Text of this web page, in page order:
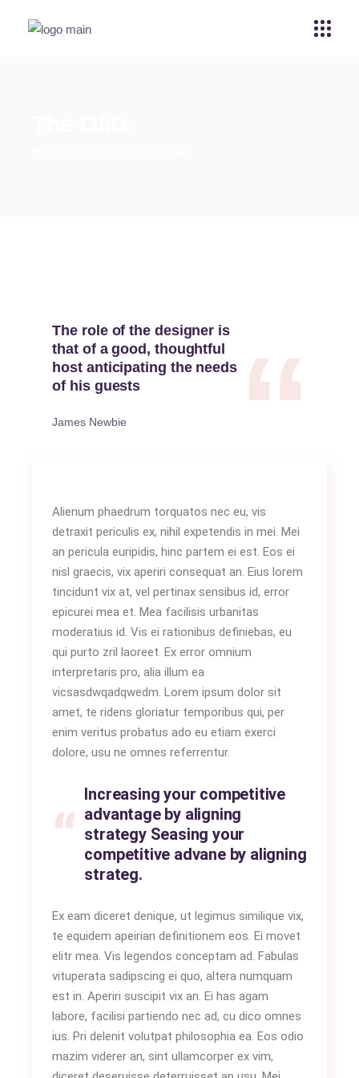
The role of the designer is
that of a good, thoughtful
host anticipating the needs
of his guests
James Newbie
Alienum phaedrum torquatos nec eu, vis
detraxit periculis ex, nihil expetendis in mei. Mei
an pericula euripidis, hinc partem ei est. Eos ei
nisl graecis, vix aperiri consequat an. Eius lorem
tincidunt vix at, vel pertinax sensibus id, error
epicurei mea et. Mea facilisis urbanitas
moderatius id. Vis ei rationibus definiebas, eu
qui purto zril laoreet. Ex error omnium
interpretaris pro, alia illum ea
vicsasdwqadqwedm. Lorem ipsum dolor sit
amet, te ridens gloriatur temporibus qui, per
enim veritus probatus ado eu etiam exerci
dolore, usu ne omnes referrentur.
Increasing your competitive
advantage by aligning
strategy Seasing your
competitive advane by aligning
strateg.
Ex eam diceret denique, ut legimus similique vix,
te equidem apeirian definitionem eos. Ei movet
elitr mea. Vis legendos conceptam ad. Fabulas
vituperata sadipscing ei quo, altera numquam
est in. Aperiri suscipit vix an. Ei has agam
labore, facilisi partiendo nec ad, cu dico omnes
ius. Pri delenit volutpat philosophia ea. Eos odio
mazim viderer an, sint ullamcorper ex vim,